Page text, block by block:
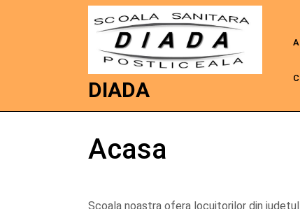
DIADA
Acasa
Şcoala noastra ofera locuitorilor din